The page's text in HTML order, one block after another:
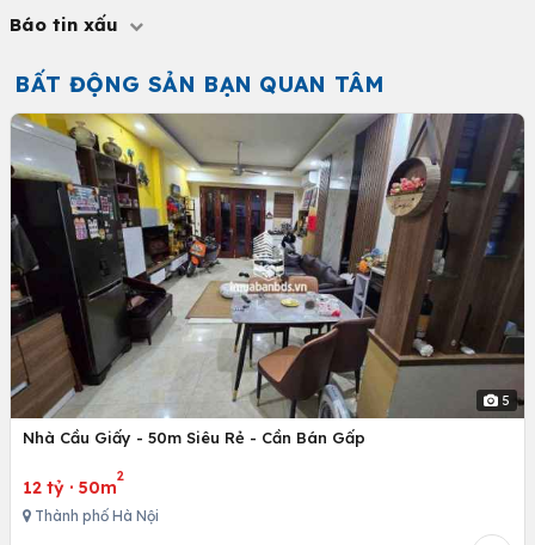
Báo tin xấu
BẤT ĐỘNG SẢN BẠN QUAN TÂM
5
Nhà Cầu Giấy - 50m Siêu Rẻ - Cần Bán Gấp
12 tỷ · 50m
2
Thành phố Hà Nội